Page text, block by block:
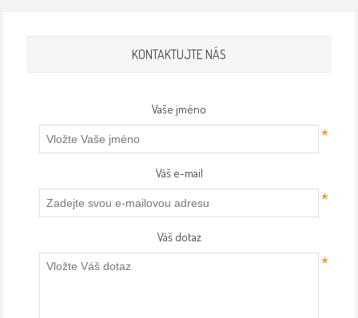
KONTAKTUJTE NÁS
Vaše jméno
*
Váš e-mail
*
Váš dotaz
*